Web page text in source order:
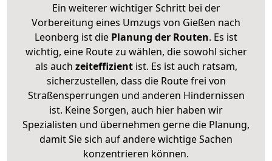
Ein weiterer wichtiger Schritt bei der
Vorbereitung eines Umzugs von Gießen nach
Leonberg ist die Planung der Routen. Es ist
wichtig, eine Route zu wählen, die sowohl sicher
als auch zeiteffizientist. Es ist auch ratsam,
sicherzustellen, dass die Route frei von
Straßensperrungen und anderen Hindernissen
ist. Keine Sorgen, auch hier haben wir
Spezialisten und übernehmen gerne die Planung,
damit Sie sich auf andere wichtige Sachen
konzentrieren können.